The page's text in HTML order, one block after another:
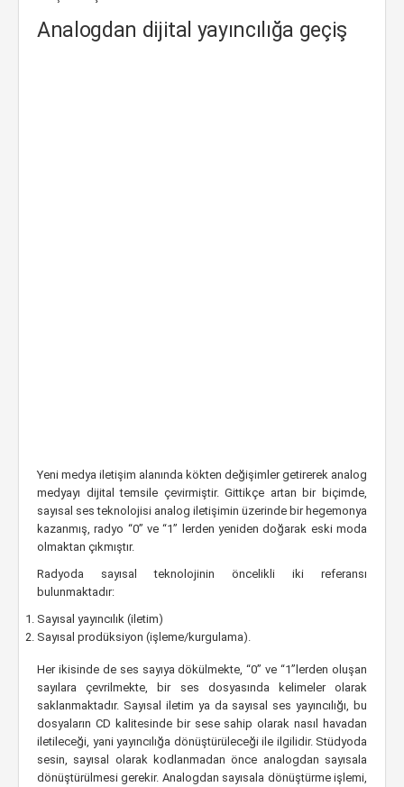
Analogdan dijital yayıncılığa geçiş
Yeni medya iletişim alanında kökten değişimler getirerek analog
medyayı dijital temsile çevirmiştir. Gittikçe artan bir biçimde,
sayısal ses teknolojisi analog iletişimin üzerinde bir hegemonya
kazanmış, radyo “0” ve “1” lerden yeniden doğarak eski moda
olmaktan çıkmıştır.
Radyoda sayısal teknolojinin öncelikli iki referansı
bulunmaktadır:
Sayısal yayıncılık (iletim)
Sayısal prodüksiyon (işleme/kurgulama).
Her ikisinde de ses sayıya dökülmekte, “0” ve “1”lerden oluşan
sayılara çevrilmekte, bir ses dosyasında kelimeler olarak
saklanmaktadır. Sayısal iletim ya da sayısal ses yayıncılığı, bu
dosyaların CD kalitesinde bir sese sahip olarak nasıl havadan
iletileceği, yani yayıncılığa dönüştürüleceği ile ilgilidir. Stüdyoda
sesin, sayısal olarak kodlanmadan önce analogdan sayısala
dönüştürülmesi gerekir. Analogdan sayısala dönüştürme işlemi,